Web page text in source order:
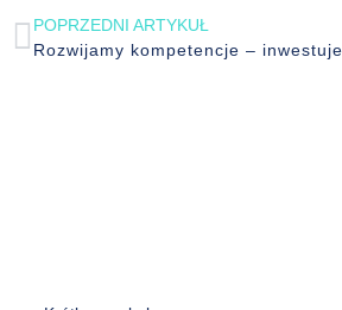
POPRZEDNI ARTYKUŁ
Rozwijamy kompetencje –